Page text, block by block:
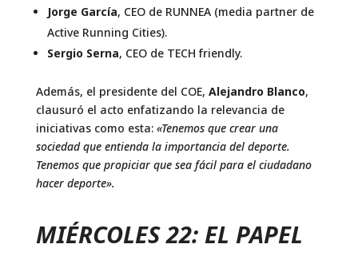
Jorge García, CEO de RUNNEA (media partner de
Active Running Cities).
Sergio Serna, CEO de TECH friendly.
Además, el presidente del COE, Alejandro Blanco,
clausuró el acto enfatizando la relevancia de
iniciativas como esta:«Tenemos que crear una
sociedad que entienda la importancia del deporte.
Tenemos que propiciar que sea fácil para el ciudadano
hacer deporte».
MIÉRCOLES 22: EL PAPEL